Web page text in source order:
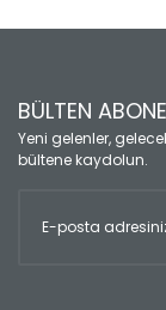
BÜLTEN
Yeni gelenler,
bültene kaydolun.